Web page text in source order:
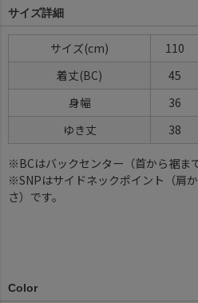
サイズ詳細
サイズ(cm) 110
着丈(BC)
45
身幅
36
ゆき丈
38
※BCはバックセンター（首から裾ま
※SNPはサイドネックポイント（肩
さ）です。
Color